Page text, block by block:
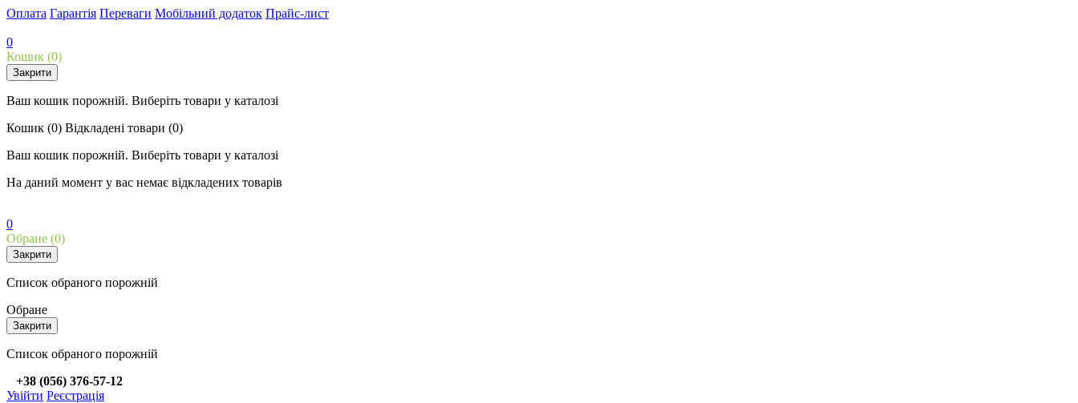
Оплата Гарантія Переваги Мобільний додаток Прайс-лист
0
Кошик (0)
Закрити
Ваш кошик порожній. Виберіть товари у каталозі
Кошик (0) Відкладені товари (0)
Ваш кошик порожній. Виберіть товари у каталозі
На даний момент у вас немає відкладених товарів
0
Обране (0)
Закрити
Список обраного порожній
Обране
Закрити
Список обраного порожній
+38 (056) 376-57-12
Увійти Реєстрація